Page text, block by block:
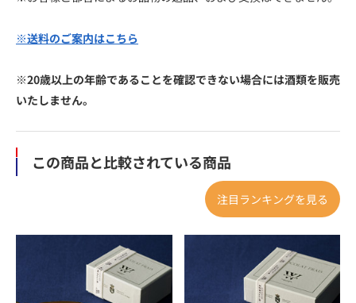
※送料のご案内はこちら
※20歳以上の年齢であることを確認できない場合には酒類を販売
いたしません。
この商品と比較されている商品
注目ランキングを見る